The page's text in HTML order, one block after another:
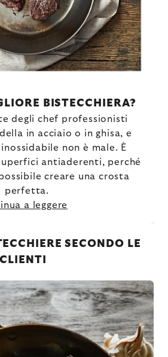
BISTECCHIERA?
degli chef professionisti
in acciaio o in ghisa, e
non è male. È
antiaderenti, perché
creare una crosta
perfetta.
a leggere
SECONDO LE